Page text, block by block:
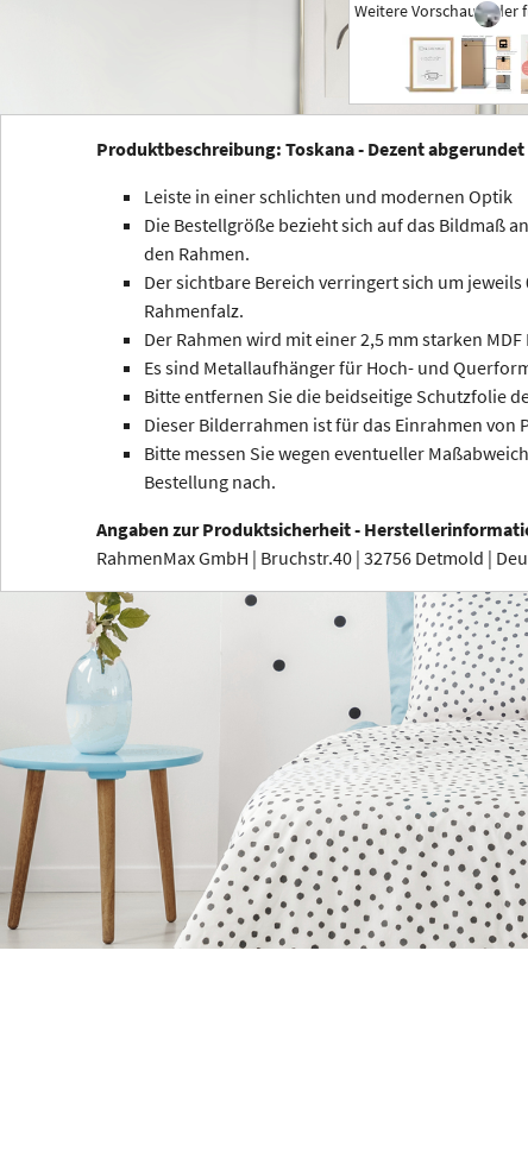
+
Weitere Vorschaubilder
Produktbeschreibung: Toskana - Dezent abgerundet
Leiste in einer schlichten und modernen Optik
Die Bestellgröße bezieht sich auf das Bildmaß
den Rahmen.
Der sichtbare Bereich verringert sich um
Rahmenfalz.
Der Rahmen wird mit einer 2,5 mm starken
Es sind Metallaufhänger für Hoch- und
Bitte entfernen Sie die beidseitige Schutzfolie
Dieser Bilderrahmen ist für das Einrahmen von
Bitte messen Sie wegen eventueller
Bestellung nach.
Angaben zur Produktsicherheit -
RahmenMax GmbH | Bruchstr.40 | 32756 Detmold |